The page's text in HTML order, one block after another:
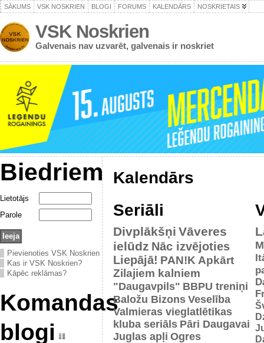
SĀKUMS VSK NOSKRIEN BLOGI FORUMS KALENDĀRS NOSKRIETAIS
VSK Noskrien
Galvenais nav uzvarēt, galvenais ir noskriet
Biedriem
Lietotājs
Parole
Pievienoties VSK Noskrien
Kas ir VSK Noskrien?
Kāpēc reklāmas?
Komandas
blogi
Kalendārs
Seriāli
Divplākšņi Vāveres
ielūdz Nāc izvējoties
Liepājā! PAN!K Apkārt
Zilajiem kalniem
"Daugavpils" BBPU treniņi
Baložu BizonsVeselība
Valmieras vieglatlētikas
kluba seriāls Pāri Daugavai
Juglas apļi Ogres